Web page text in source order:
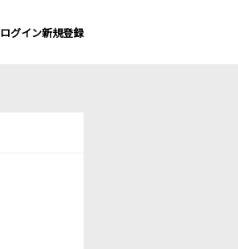
ログイン新規登録